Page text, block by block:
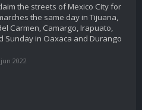
the streets of Mexico City for
the same day in Tijuana,
Carmen, Camargo, Irapuato,
Sunday in Oaxaca and Durango
2022